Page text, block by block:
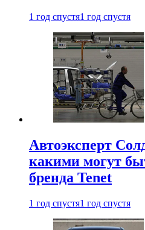
1 год спустя1 год спустя
Автоэксперт
какими могут
бренда Tenet
1 год спустя1 год спустя